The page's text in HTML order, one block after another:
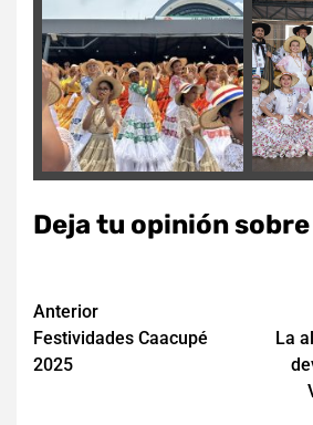
Deja tu opinión
Navegación
de
Anterior
Festividades Caacupé
2025
La